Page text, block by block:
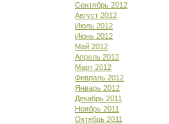
Сентябрь 2012
Август 2012
Июль 2012
Июнь 2012
Май 2012
Апрель 2012
Март 2012
Февраль 2012
Январь 2012
Декабрь 2011
Ноябрь 2011
Октябрь 2011